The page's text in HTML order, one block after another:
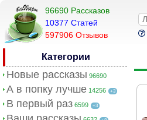
96690 Рассказов
10377 Cтатей
597906 Отзывов
Категории
Новые рассказы 96690
А в попку лучше 14256 +3
В первый раз 6599 +3